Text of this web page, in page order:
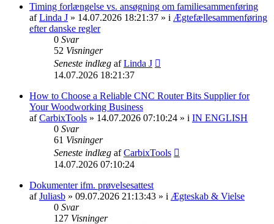
Timing forlængelse vs. ansøgning om familiesammenføring
afLinda J » 14.07.2026 18:21:37 » i Ægtefællesammenføring
efter danske regler
0 Svar
52 Visninger
Seneste indlæg afLinda J
14.07.2026 18:21:37
How to Choose a Reliable CNC Router Bits Supplier for
Your Woodworking Business
afCarbixTools » 14.07.2026 07:10:24 » i IN ENGLISH
0 Svar
61 Visninger
Seneste indlæg afCarbixTools
14.07.2026 07:10:24
Dokumenter ifm. prøvelsesattest
afJuliasb » 09.07.2026 21:13:43 » i Ægteskab & Vielse
0 Svar
127 Visninger